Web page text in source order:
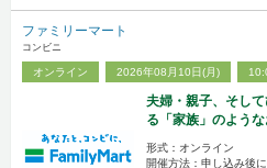
ファミリーマート
コンビニ
オンライン 2026年08月10日(月)
夫婦・親子、そし
る「家族」のよう
形式：オンライン
開催方法：申し込み後